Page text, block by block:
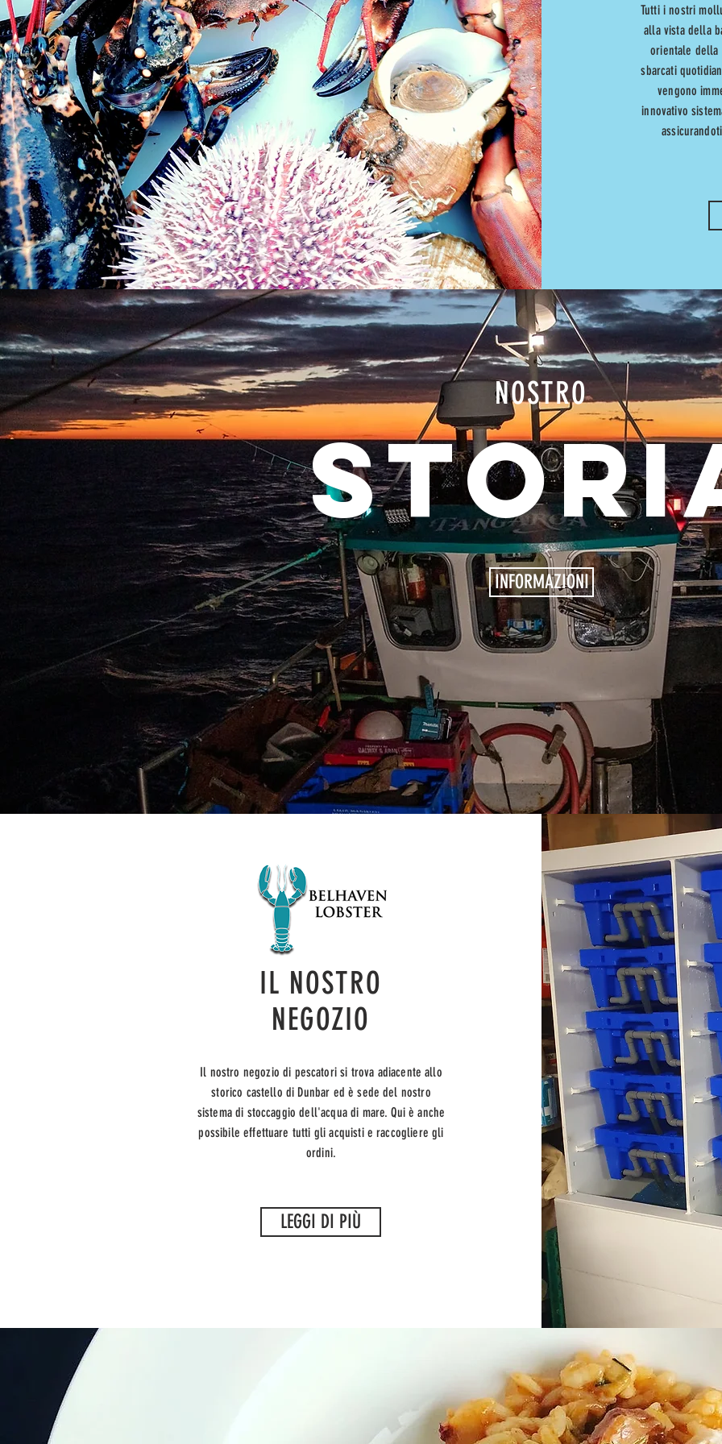
Tutti i nostri
alla vista della
orientale della
sbarcati
vengono
innovativo
NOSTRO
INFORMAZIONI
IL NOSTRO
NEGOZIO
Il nostro negozio di pescatori si trova adiacente allo
storico castello di Dunbar ed è sede del nostro
sistema di stoccaggio dell'acqua di mare. Qui è anche
possibile effettuare tutti gli acquisti e raccogliere gli
ordini.
LEGGI DI PIÙ